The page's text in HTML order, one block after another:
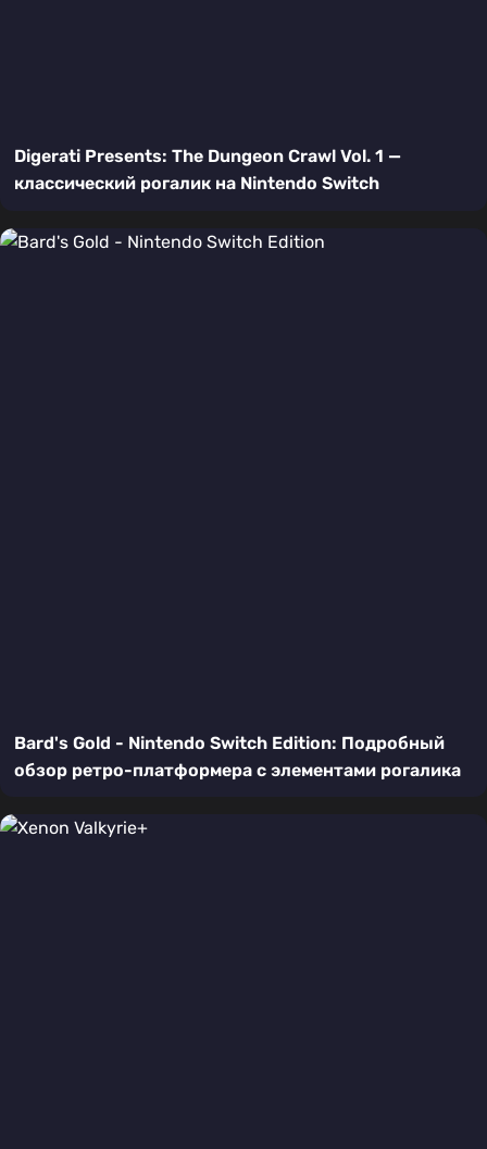
Digerati Presents: The Dungeon Crawl Vol. 1 —
классический рогалик на Nintendo Switch
Bard's Gold - Nintendo Switch Edition: Подробный
обзор ретро-платформера с элементами рогалика